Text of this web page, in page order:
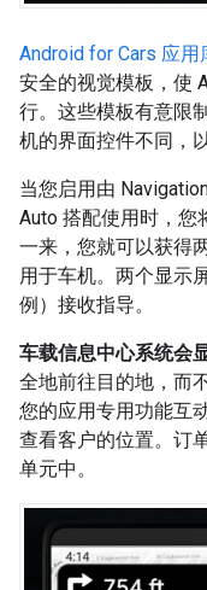
Android for Cars 应用
安全的视觉模板，使
行。这些模板有意限
机的界面控件不同，
当您启用由
Auto 搭配使用时，您
一来，您就可以获得
用于车机。两个显示
例）接收指导。
车载信息中心系统会
全地前往目的地，而
您的应用专用功能互
查看客户的位置。订
单元中。